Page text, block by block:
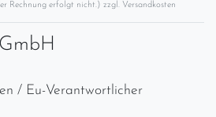
Rechnung erfolgt nicht.) zzgl. Versandkosten
/ Eu-Verantwortlicher